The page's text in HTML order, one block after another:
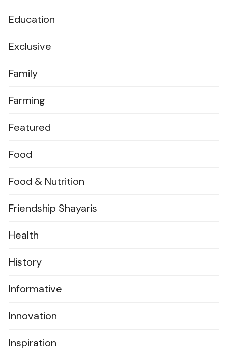
Education
Exclusive
Family
Farming
Featured
Food
Food & Nutrition
Friendship Shayaris
Health
History
Informative
Innovation
Inspiration